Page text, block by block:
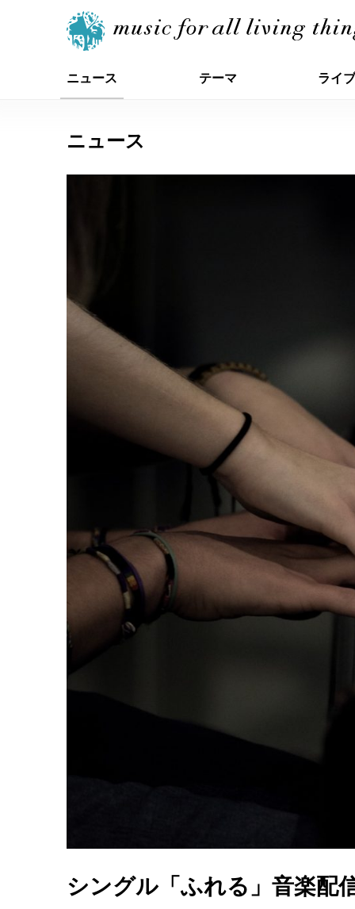
ニュース テーマ ライ
ニュース
シングル「ふれる」音楽配